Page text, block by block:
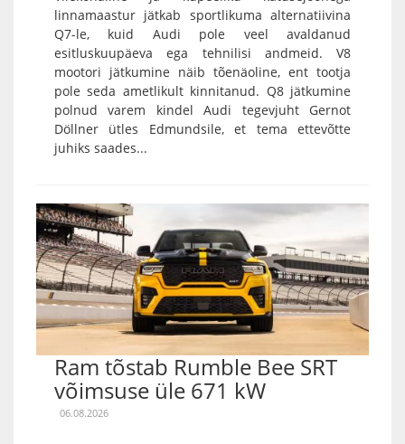
linnamaastur jätkab sportlikuma alternatiivina
Q7-le, kuid Audi pole veel avaldanud
esitluskuupäeva ega tehnilisi andmeid. V8
mootori jätkumine näib tõenäoline, ent tootja
pole seda ametlikult kinnitanud. Q8 jätkumine
polnud varem kindel Audi tegevjuht Gernot
Döllner ütles Edmundsile, et tema ettevõtte
juhiks saades...
Ram tõstab Rumble Bee SRT
võimsuse üle 671 kW
06.08.2026